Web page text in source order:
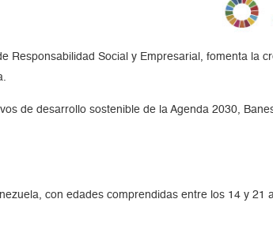
Responsabilidad Social y Empresarial, fomenta la
de desarrollo sostenible de la Agenda 2030,
con edades comprendidas entre los 14 y 21